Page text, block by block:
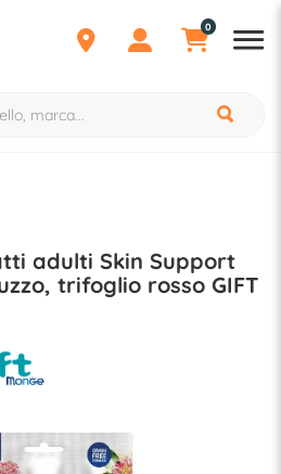
0
adulti Skin Support
trifoglio rosso GIFT